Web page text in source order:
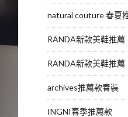
natural couture 春夏
RANDA新款美鞋推薦
RANDA新款美鞋推薦
archives推薦款春裝
INGNI春季推薦款